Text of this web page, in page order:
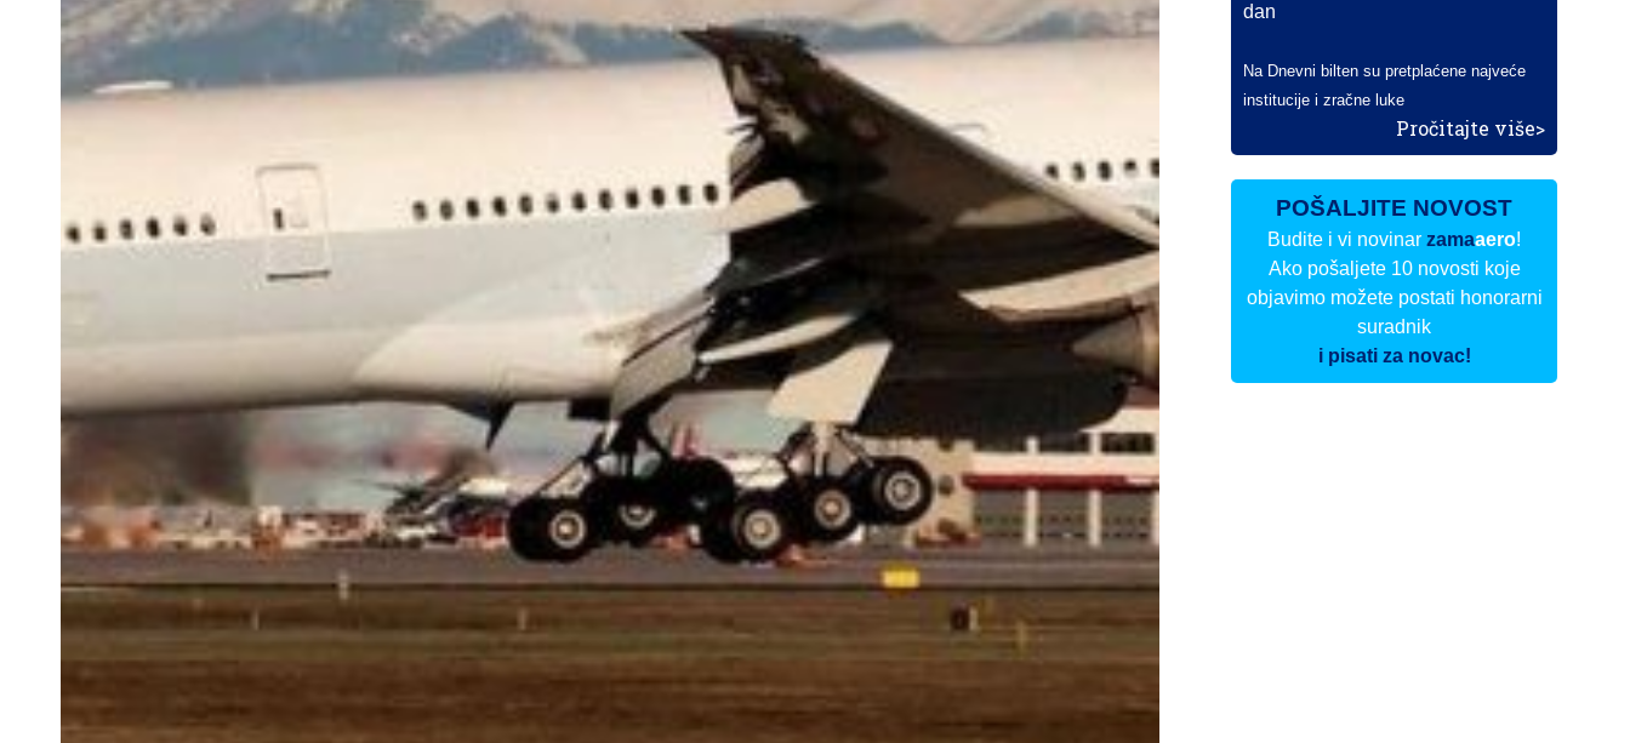
dan
Na Dnevni bilten su pretplaćene najveće
institucije i zračne luke
Pročitajte više>
POŠALJITE NOVOST
Budite i vi novinarzamaaero!
Ako pošaljete 10 novosti koje
objavimo možete postati honorarni
suradnik
i pisati za novac!